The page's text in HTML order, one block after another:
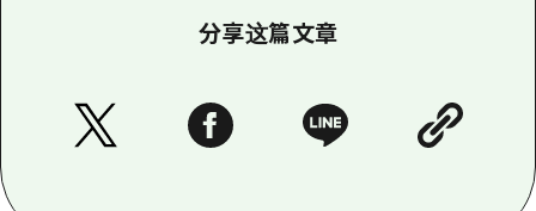
分享这篇文章